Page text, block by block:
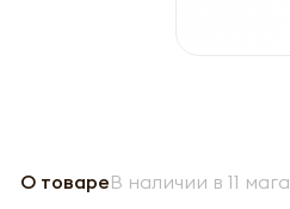
О товареВ наличии в 11